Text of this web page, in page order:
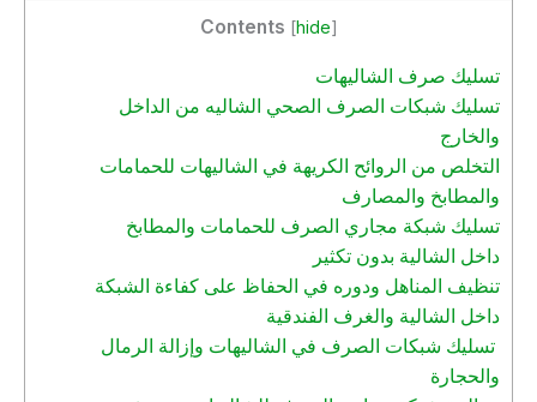
Contents [hide]
تسليك صرف الشاليهات
تسليك شبكات الصرف الصحي الشاليه من الداخل
والخارج
التخلص من الروائح الكريهة في الشاليهات للحمامات
والمطابخ والمصارف
تسليك شبكة مجاري الصرف للحمامات والمطابخ
داخل الشالية بدون تكثير
تنظيف المناهل ودوره في الحفاظ على كفاءة الشبكة
داخل الشالية والغرف الفندقية
تسليك شبكات الصرف في الشاليهات وإزالة الرمال
والحجارة